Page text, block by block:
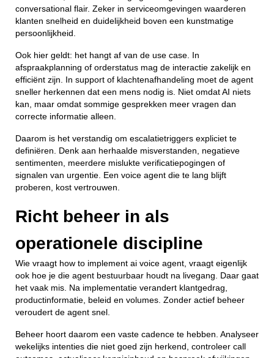
conversational flair. Zeker in serviceomgevingen waarderen
klanten snelheid en duidelijkheid boven een kunstmatige
persoonlijkheid.
Ook hier geldt: het hangt af van de use case. In
afspraakplanning of orderstatus mag de interactie zakelijk en
efficiënt zijn. In support of klachtenafhandeling moet de agent
sneller herkennen dat een mens nodig is. Niet omdat AI niets
kan, maar omdat sommige gesprekken meer vragen dan
correcte informatie alleen.
Daarom is het verstandig om escalatietriggers expliciet te
definiëren. Denk aan herhaalde misverstanden, negatieve
sentimenten, meerdere mislukte verificatiepogingen of
signalen van urgentie. Een voice agent die te lang blijft
proberen, kost vertrouwen.
Richt beheer in als
operationele discipline
Wie vraagt how to implement ai voice agent, vraagt eigenlijk
ook hoe je die agent bestuurbaar houdt na livegang. Daar gaat
het vaak mis. Na implementatie verandert klantgedrag,
productinformatie, beleid en volumes. Zonder actief beheer
veroudert de agent snel.
Beheer hoort daarom een vaste cadence te hebben. Analyseer
wekelijks intenties die niet goed zijn herkend, controleer call